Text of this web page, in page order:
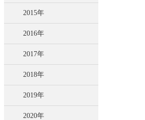
2015年
2016年
2017年
2018年
2019年
2020年